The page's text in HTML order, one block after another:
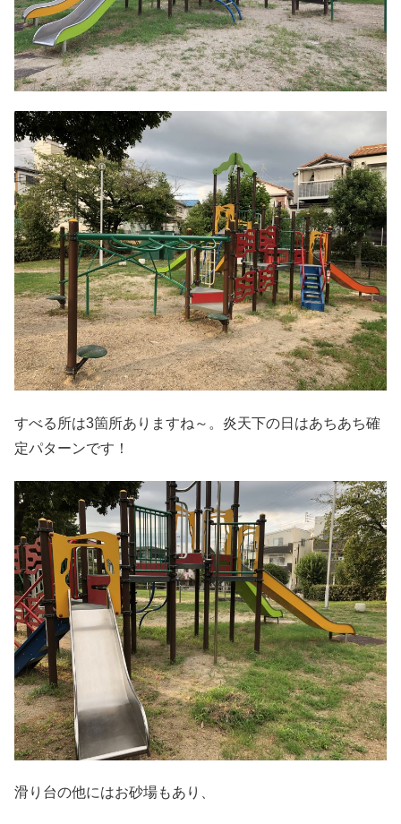
すべる所は3箇所ありますね～。炎天下の日はあちあち確
定パターンです！
滑り台の他にはお砂場もあり、